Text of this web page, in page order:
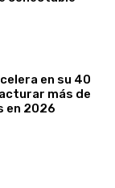
en su 40
más de
en 2026